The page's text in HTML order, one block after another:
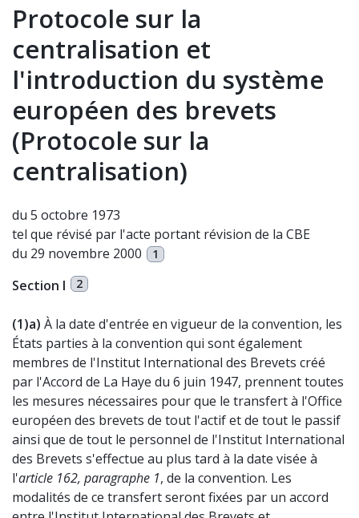
Protocole sur la
centralisation et
l'introduction du système
européen des brevets
(Protocole sur la
centralisation)
du 5 octobre 1973
tel que révisé par l'acte portant révision de la CBE
du 29 novembre 2000
1
Section I 2
(1)a) À la date d'entrée en vigueur de la convention, les
États parties à la convention qui sont également
membres de l'Institut International des Brevets créé
par l'Accord de La Haye du 6 juin 1947, prennent toutes
les mesures nécessaires pour que le transfert à l'Office
européen des brevets de tout l'actif et de tout le passif
ainsi que de tout le personnel de l'Institut International
des Brevets s'effectue au plus tard à la date visée à
l'article 162, paragraphe 1, de la convention. Les
modalités de ce transfert seront fixées par un accord